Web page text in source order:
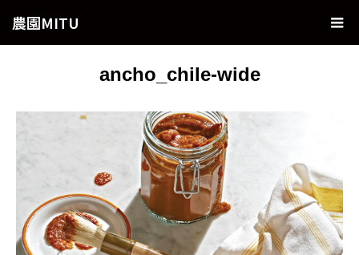
農園MITU
ancho_chile-wide